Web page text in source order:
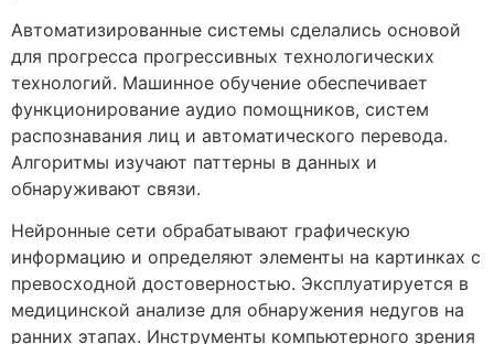
Автоматизированные системы сделались основой
для прогресса прогрессивных технологических
технологий. Машинное обучение обеспечивает
функционирование аудио помощников, систем
распознавания лиц и автоматического перевода.
Алгоритмы изучают паттерны в данных и
обнаруживают связи.
Нейронные сети обрабатывают графическую
информацию и определяют элементы на картинках с
превосходной достоверностью. Эксплуатируется в
медицинской анализе для обнаружения недугов на
ранних этапах. Инструменты компьютерного зрения